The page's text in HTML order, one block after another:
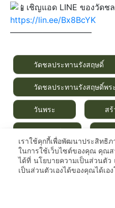
เชิญแอด LINE ของวัดชล
https://lin.ee/Bx8BcYK
——————————
วัดชลประทานรังสฤษดิ์
วัดชลประทานรังสฤษดิ์พร
วันพระ ส
หลวงพ่อปัญญานันทมุนี
โครงการพุทธ
เราใช้คุกกี้เพื่อพัฒนาประสิทธิ
ในการใช้เว็บไซต์ของคุณ คุณส
ได้ที่ นโยบายความเป็นส่วนตัว
เป็นส่วนตัวเองได้ของคุณได้เอ